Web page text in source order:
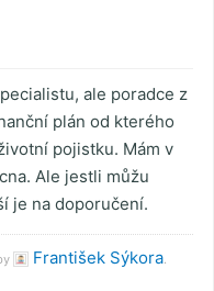
ale poradce z
plán od kterého
pojistku. Mám v
Ale jestli můžu
je na doporučení.
František Sýkora.